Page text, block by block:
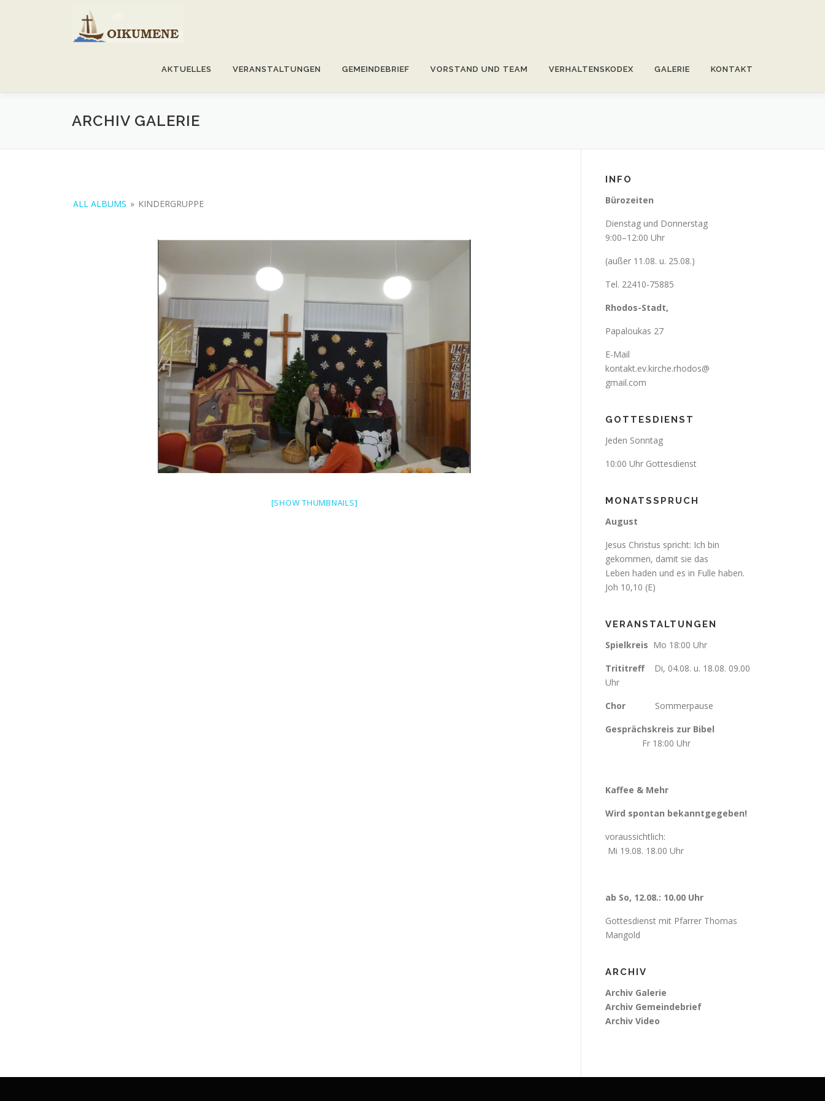
AKTUELLES VERANSTALTUNGEN GEMEINDEBRIEF VORSTAND UND TEAM VERHALTENSKODEX GALERIE KONTAKT
ARCHIV GALERIE
ALL ALBUMS » KINDERGRUPPE
[SHOW THUMBNAILS]
INFO
Bürozeiten
Dienstag und Donnerstag
9:00–12:00 Uhr
(außer 11.08. u. 25.08.)
Tel. 22410-75885
Rhodos-Stadt,
Papaloukas 27
E-Mail
kontakt.ev.kirche.rhodos@
gmail.com
GOTTESDIENST
Jeden Sonntag
10:00 Uhr Gottesdienst
MONATSSPRUCH
August
Jesus Christus spricht: Ich bin
gekommen, damit sie das
Leben haden und es in Fulle haben.
Joh 10,10 (E)
VERANSTALTUNGEN
Spielkreis Mo 18:00 Uhr
TrititreffDi, 04.08. u. 18.08. 09.00
Uhr
Chor Sommerpause
Gesprächskreis zur Bibel
Fr 18:00 Uhr
Kaffee & Mehr
Wird spontan bekanntgegeben!
voraussichtlich:
Mi 19.08. 18.00 Uhr
ab So, 12.08.: 10.00 Uhr
Gottesdienst mit Pfarrer Thomas
Mangold
ARCHIV
Archiv Galerie
Archiv Gemeindebrief
Archiv Video